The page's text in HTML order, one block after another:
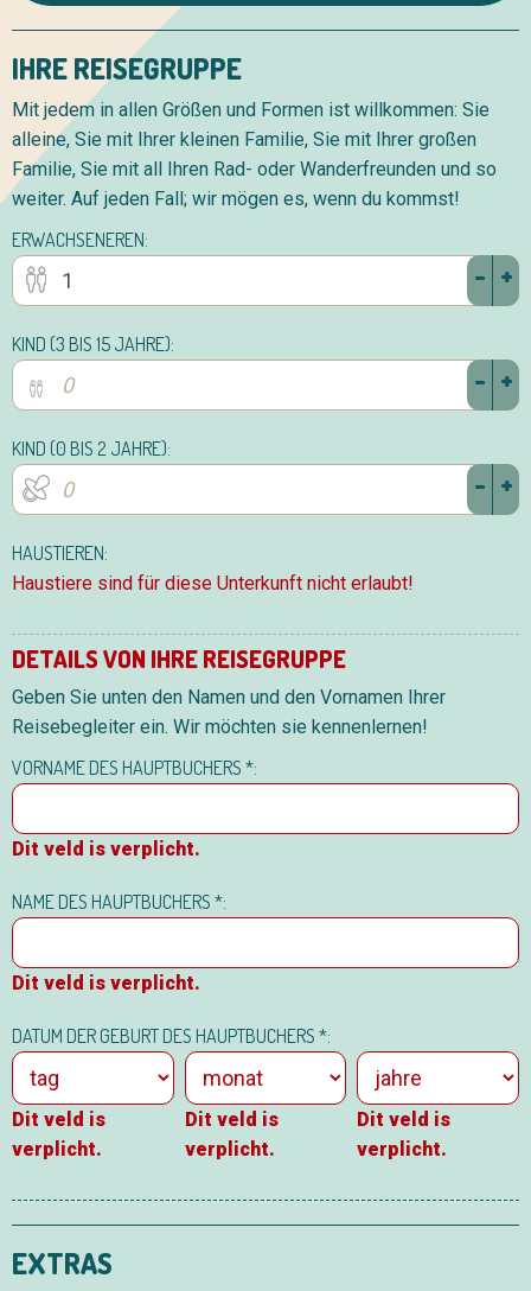
IHRE REISEGRUPPE
Mit jedem in allen Größen und Formen ist willkommen: Sie
alleine, Sie mit Ihrer kleinen Familie, Sie mit Ihrer großen
Familie, Sie mit all Ihren Rad- oder Wanderfreunden und so
weiter. Auf jeden Fall; wir mögen es, wenn du kommst!
ERWACHSENEREN:
+
-
KIND (3 BIS 15 JAHRE):
+
-
KIND (0 BIS 2 JAHRE):
+
-
HAUSTIEREN:
Haustiere sind für diese Unterkunft nicht erlaubt!
DETAILS VON IHRE REISEGRUPPE
Geben Sie unten den Namen und den Vornamen Ihrer
Reisebegleiter ein. Wir möchten sie kennenlernen!
VORNAME DES HAUPTBUCHERS *:
Dit veld is verplicht.
NAME DES HAUPTBUCHERS *:
Dit veld is verplicht.
DATUM DER GEBURT DES HAUPTBUCHERS *:
Dit veld is
verplicht.
Dit veld is
verplicht.
Dit veld is
verplicht.
EXTRAS